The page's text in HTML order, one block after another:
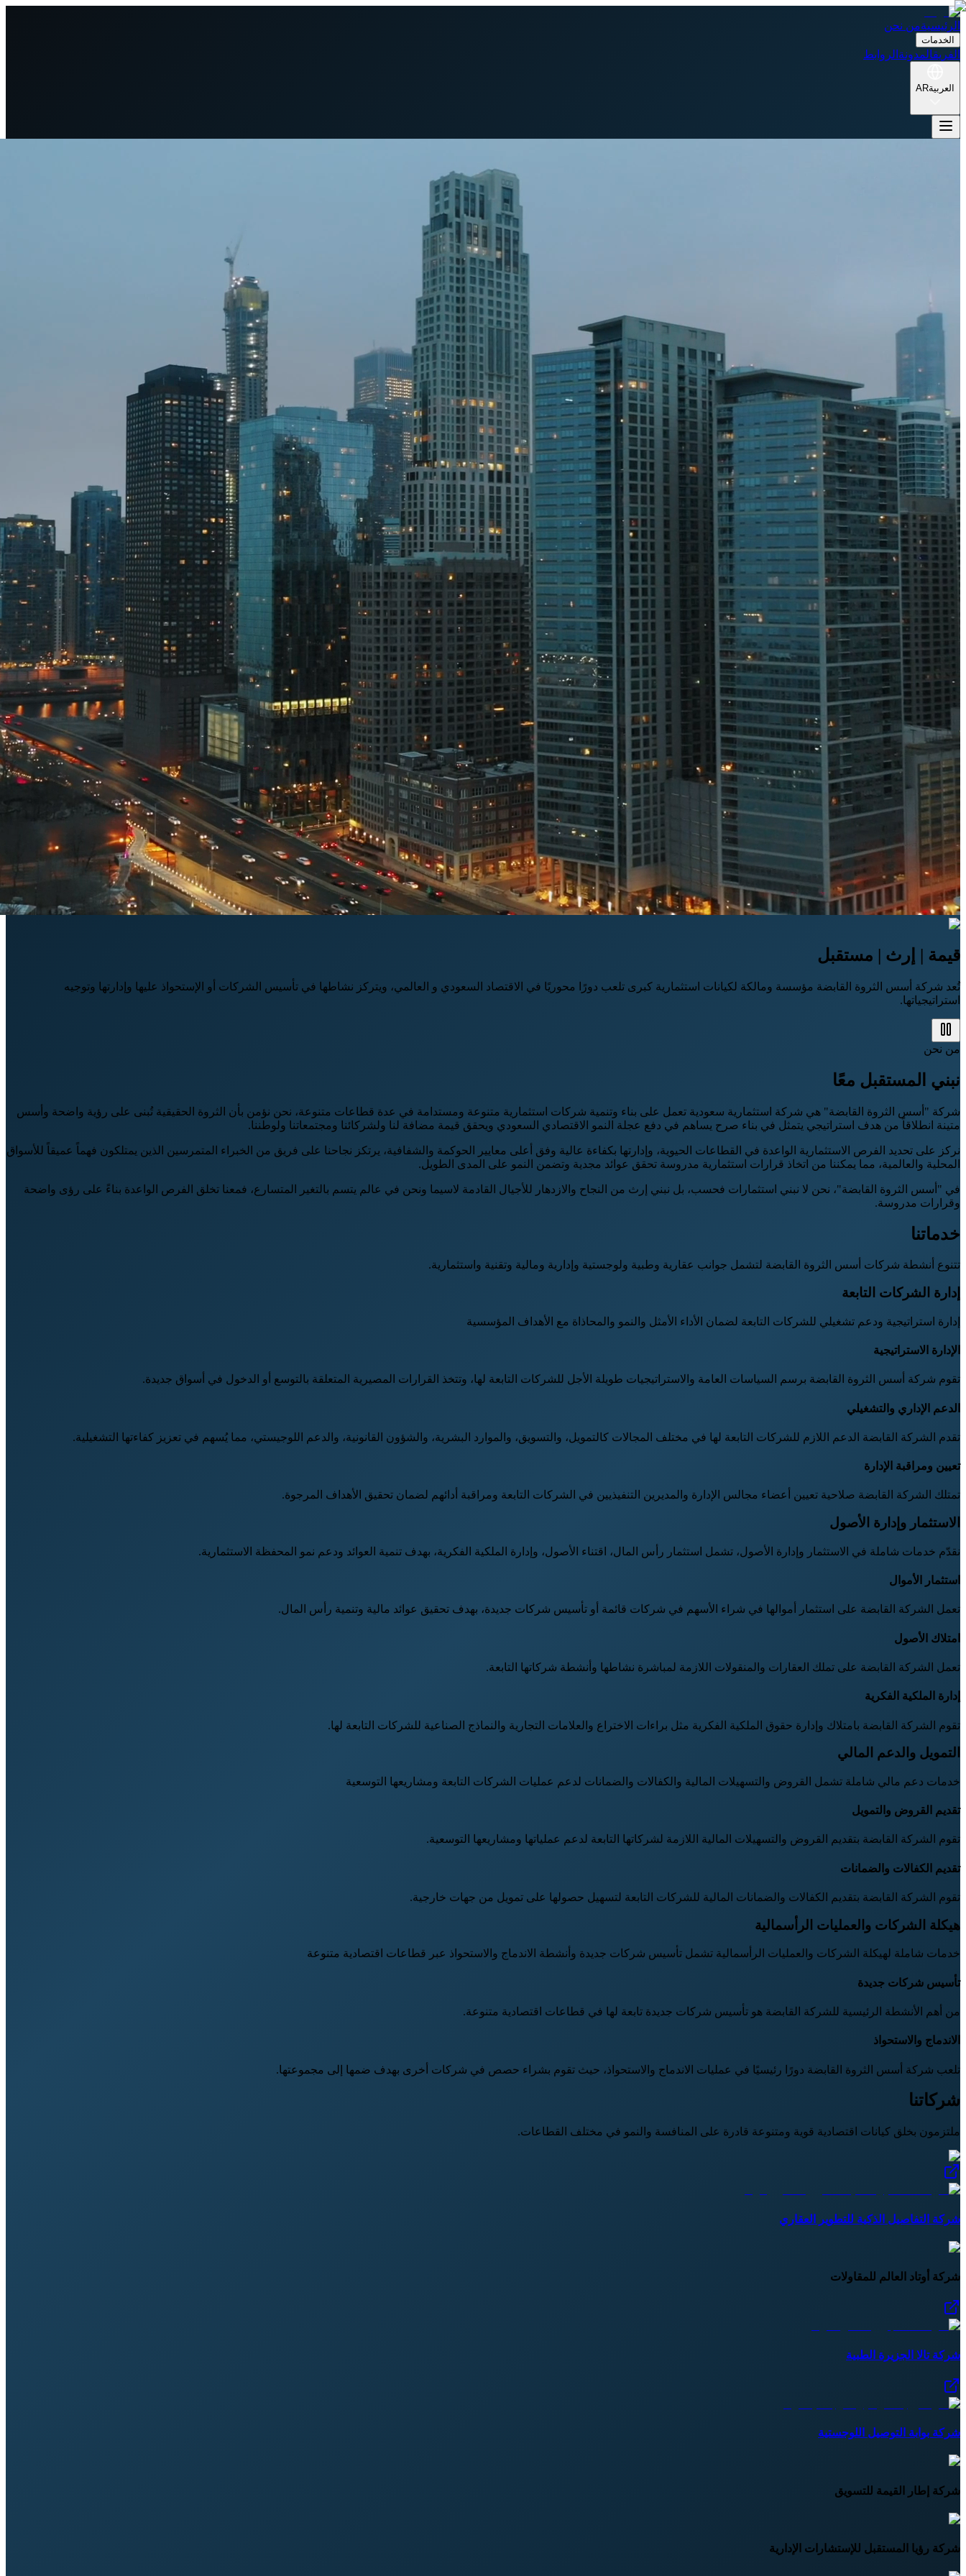
الرئيسيةمن نحن
الخدمات
الفريقالمدونة الروابط
العربيةAR
قيمة | إرث | مستقبل
تُعد شركة أسس الثروة القابضة مؤسسة ومالكة لكيانات استثمارية كبرى تلعب دورًا محوريًا في الاقتصاد السعودي و العالمي، ويتركز نشاطها في تأسيس الشركات أو الإستحواذ عليها وإدارتها وتوجيه
استراتيجياتها.
من نحن
نبني المستقبل معًا
شركة "أسس الثروة القابضة" هي شركة استثمارية سعودية تعمل على بناء وتنمية شركات استثمارية متنوعة ومستدامة في عدة قطاعات متنوعة، نحن نؤمن بأن الثروة الحقيقية تُبنى على رؤية واضحة وأسس
متينة انطلاقاً من هدف استراتيجي يتمثل في بناء صرح يساهم في دفع عجلة النمو الاقتصادي السعودي ويحقق قيمة مضافة لنا ولشركائنا ومجتمعاتنا ولوطننا.
نركز على تحديد الفرص الاستثمارية الواعدة في القطاعات الحيوية، وإدارتها بكفاءة عالية وفق أعلى معايير الحوكمة والشفافية، يرتكز نجاحنا على فريق من الخبراء المتمرسين الذين يمتلكون فهماً عميقاً للأسواق
المحلية والعالمية، مما يمكننا من اتخاذ قرارات استثمارية مدروسة تحقق عوائد مجدية وتضمن النمو على المدى الطويل.
في "أسس الثروة القابضة"، نحن لا نبني استثمارات فحسب، بل نبني إرث من النجاح والازدهار للأجيال القادمة لاسيما ونحن في عالم يتسم بالتغير المتسارع، فمعنا تخلق الفرص الواعدة بناءً على رؤى واضحة
وقرارات مدروسة.
خدماتنا
تتنوع أنشطة شركات أسس الثروة القابضة لتشمل جوانب عقارية وطبية ولوجستية وإدارية ومالية وتقنية واستثمارية.
إدارة الشركات التابعة
إدارة استراتيجية ودعم تشغيلي للشركات التابعة لضمان الأداء الأمثل والنمو والمحاذاة مع الأهداف المؤسسية
الإدارة الاستراتيجية
تقوم شركة أسس الثروة القابضة برسم السياسات العامة والاستراتيجيات طويلة الأجل للشركات التابعة لها، وتتخذ القرارات المصيرية المتعلقة بالتوسع أو الدخول في أسواق جديدة.
الدعم الإداري والتشغيلي
تقدم الشركة القابضة الدعم اللازم للشركات التابعة لها في مختلف المجالات كالتمويل، والتسويق، والموارد البشرية، والشؤون القانونية، والدعم اللوجيستي، مما يُسهم في تعزيز كفاءتها التشغيلية.
تعيين ومراقبة الإدارة
تمتلك الشركة القابضة صلاحية تعيين أعضاء مجالس الإدارة والمديرين التنفيذيين في الشركات التابعة ومراقبة أدائهم لضمان تحقيق الأهداف المرجوة.
الاستثمار وإدارة الأصول
نقدّم خدمات شاملة في الاستثمار وإدارة الأصول، تشمل استثمار رأس المال، اقتناء الأصول، وإدارة الملكية الفكرية، بهدف تنمية العوائد ودعم نمو المحفظة الاستثمارية.
استثمار الأموال
تعمل الشركة القابضة على استثمار أموالها في شراء الأسهم في شركات قائمة أو تأسيس شركات جديدة، بهدف تحقيق عوائد مالية وتنمية رأس المال.
امتلاك الأصول
تعمل الشركة القابضة على تملك العقارات والمنقولات اللازمة لمباشرة نشاطها وأنشطة شركاتها التابعة.
إدارة الملكية الفكرية
تقوم الشركة القابضة بامتلاك وإدارة حقوق الملكية الفكرية مثل براءات الاختراع والعلامات التجارية والنماذج الصناعية للشركات التابعة لها.
التمويل والدعم المالي
خدمات دعم مالي شاملة تشمل القروض والتسهيلات المالية والكفالات والضمانات لدعم عمليات الشركات التابعة ومشاريعها التوسعية
تقديم القروض والتمويل
تقوم الشركة القابضة بتقديم القروض والتسهيلات المالية اللازمة لشركاتها التابعة لدعم عملياتها ومشاريعها التوسعية.
تقديم الكفالات والضمانات
تقوم الشركة القابضة بتقديم الكفالات والضمانات المالية للشركات التابعة لتسهيل حصولها على تمويل من جهات خارجية.
هيكلة الشركات والعمليات الرأسمالية
خدمات شاملة لهيكلة الشركات والعمليات الرأسمالية تشمل تأسيس شركات جديدة وأنشطة الاندماج والاستحواذ عبر قطاعات اقتصادية متنوعة
تأسيس شركات جديدة
من أهم الأنشطة الرئيسية للشركة القابضة هو تأسيس شركات جديدة تابعة لها في قطاعات اقتصادية متنوعة.
الاندماج والاستحواذ
تلعب شركة أسس الثروة القابضة دورًا رئيسيًا في عمليات الاندماج والاستحواذ، حيث تقوم بشراء حصص في شركات أخرى بهدف ضمها إلى مجموعتها.
شركاتنا
ملتزمون بخلق كيانات اقتصادية قوية ومتنوعة قادرة على المنافسة والنمو في مختلف القطاعات.
شركة التفاصيل الذكية للتطوير العقاري
شركة أوتاد العالم للمقاولات
شركة تالا الجزيرة الطبية
شركة بوابة التوصيل اللوجستية
شركة إطار القيمة للتسويق
شركة رؤيا المستقبل للإستشارات الإدارية